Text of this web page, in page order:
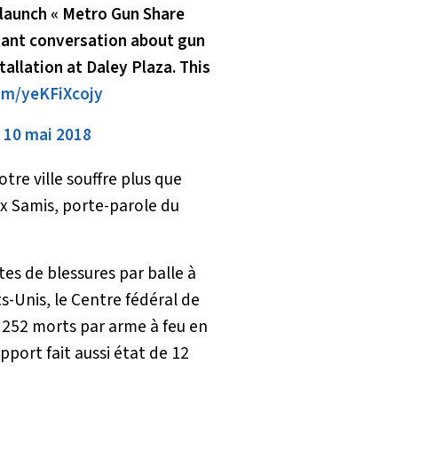
« Metro Gun Share
conversation about gun
at Daley Plaza. This
yeKFiXcojy
10 mai 2018
ville souffre plus que
Samis, porte-parole du
de blessures par balle à
Unis, le Centre fédéral de
morts par arme à feu en
fait aussi état de 12